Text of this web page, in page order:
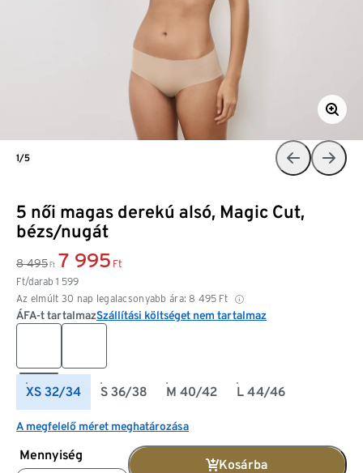
5 női magas derekú alsó, Magic Cut,
bézs/nugát
8 495 Ft 7 995 Ft
Ft/darab 1 599
Az elmúlt 30 nap legalacsonyabb ára: 8 495 Ft
ÁFA-t tartalmazSzállítási költséget nem tartalmaz
XS 32/34 S 36/38 M 40/42 L 44/46
A megfelelő méret meghatározása
Mennyiség
Kosárba
1/5